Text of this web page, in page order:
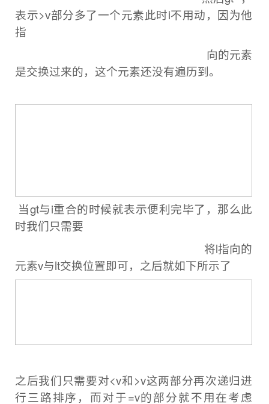
表示>v部分多了一个元素此时i不用动，因为他
指
向的元素
是交换过来的，这个元素还没有遍历到。
当gt与i重合的时候就表示便利完毕了，那么此
时我们只需要
将l指向的
元素v与lt交换位置即可，之后就如下所示了
之后我们只需要对<v和>v这两部分再次递归进
行三路排序，而对于=v的部分就不用在考虑